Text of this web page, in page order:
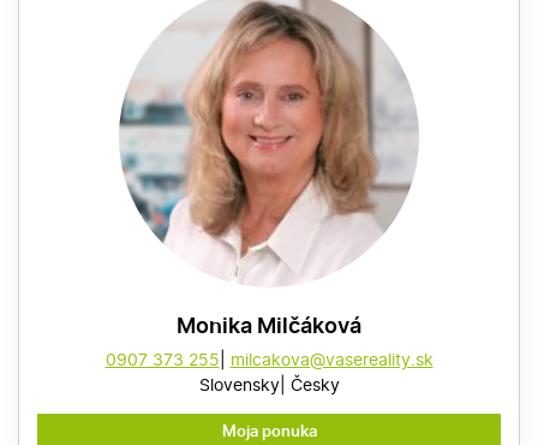
Monika Milčáková
0907 373 255
milcakova@vasereality.sk
Slovensky Česky
Moja ponuka